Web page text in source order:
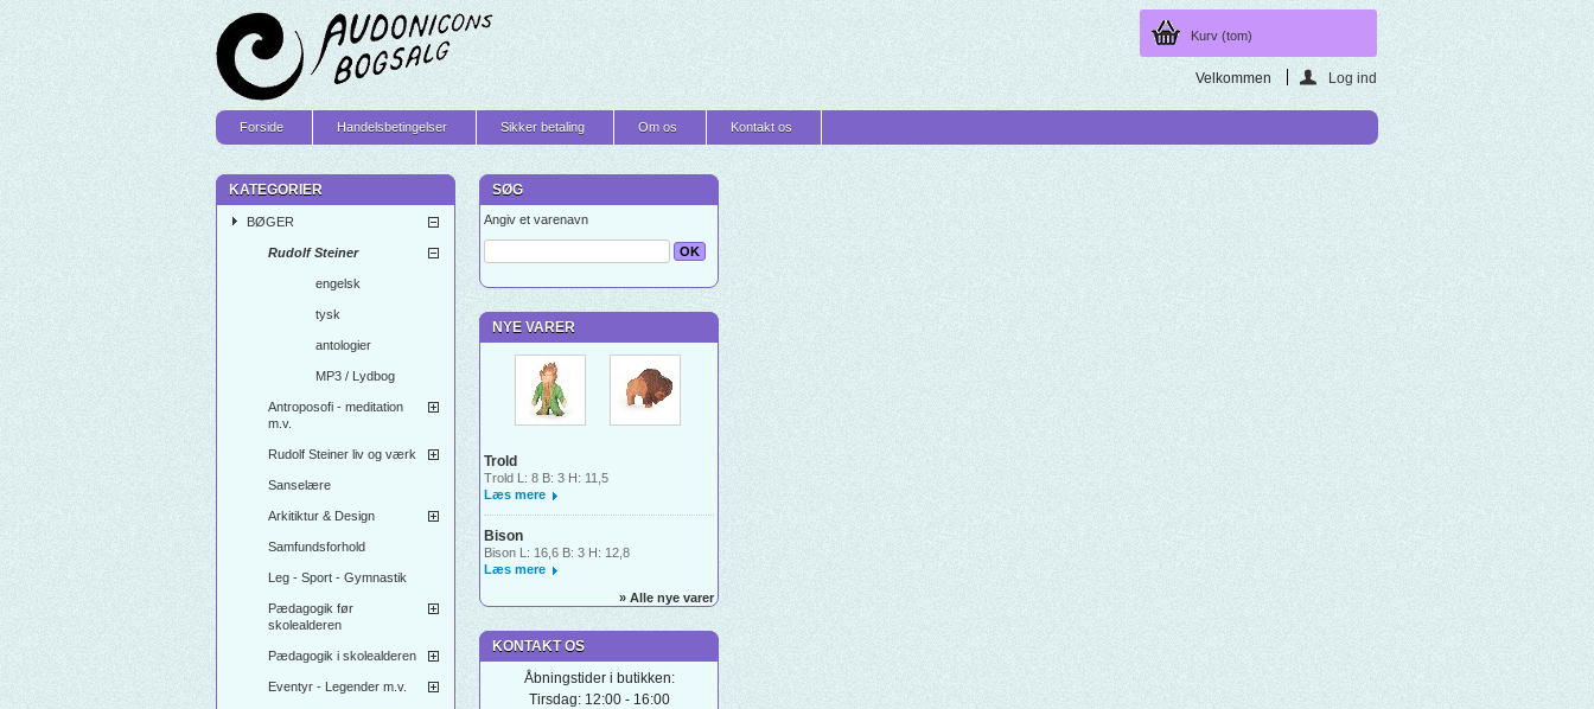
Kurv (tom)
Velkommen Log ind
Forside Handelsbetingelser Sikker betaling Om os Kontakt os
KATEGORIER
BØGER
Rudolf Steiner
engelsk
tysk
antologier
MP3 / Lydbog
Antroposofi - meditation
m.v.
Rudolf Steiner liv og værk
Sanselære
Arkitiktur & Design
Samfundsforhold
Leg - Sport - Gymnastik
Pædagogik før
skolealderen
Pædagogik i skolealderen
Eventyr - Legender m.v.
SØG
Angiv et varenavn
NYE VARER
Trold
Trold L: 8 B: 3 H: 11,5
Læs mere
Bison
Bison L: 16,6 B: 3 H: 12,8
Læs mere
» Alle nye varer
KONTAKT OS
Åbningstider i butikken:
Tirsdag: 12:00 - 16:00